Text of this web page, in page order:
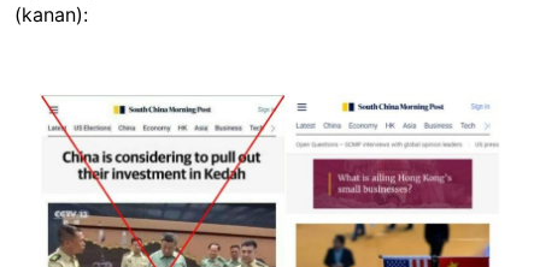
(kanan):
Image